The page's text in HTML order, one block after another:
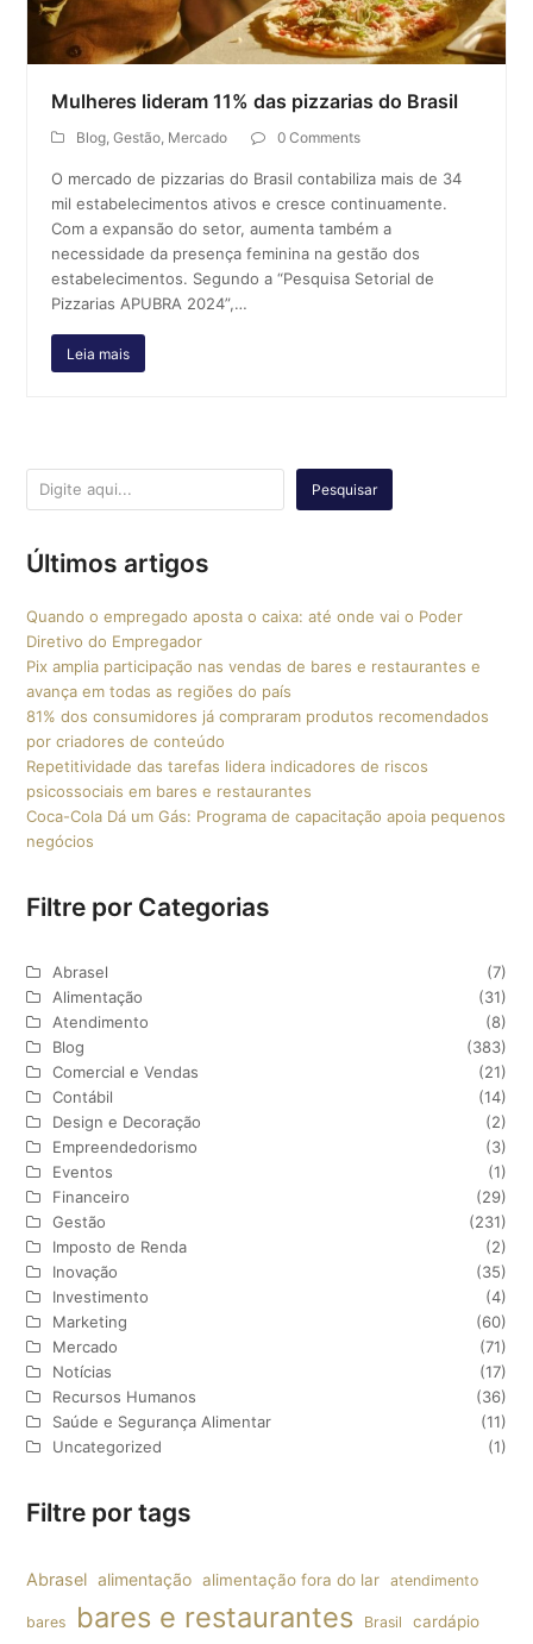
Mulheres lideram 11% das pizzarias do Brasil
Blog,Gestão, Mercado 0 Comments
O mercado de pizzarias do Brasil contabiliza mais de 34
mil estabelecimentos ativos e cresce continuamente.
Com a expansão do setor, aumenta também a
necessidade da presença feminina na gestão dos
estabelecimentos. Segundo a “Pesquisa Setorial de
Pizzarias APUBRA 2024”,…
Leia mais
Pesquisar
Últimos artigos
Quando o empregado aposta o caixa: até onde vai o Poder
Diretivo do Empregador
Pix amplia participação nas vendas de bares e restaurantes e
avança em todas as regiões do país
81% dos consumidores já compraram produtos recomendados
por criadores de conteúdo
Repetitividade das tarefas lidera indicadores de riscos
psicossociais em bares e restaurantes
Coca-Cola Dá um Gás: Programa de capacitação apoia pequenos
negócios
Filtre por Categorias
Abrasel
(7)
Alimentação
(31)
Atendimento
(8)
Blog
(383)
Comercial e Vendas
(21)
Contábil
(14)
Design e Decoração
(2)
Empreendedorismo
(3)
Eventos
(1)
Financeiro
(29)
Gestão
(231)
Imposto de Renda
(2)
Inovação
(35)
Investimento
(4)
Marketing
(60)
Mercado
(71)
Notícias
(17)
Recursos Humanos
(36)
Saúde e Segurança Alimentar
(11)
Uncategorized
(1)
Filtre por tags
Abrasel alimentação alimentação fora do lar atendimento
bares bares e restaurantes Brasil cardápio